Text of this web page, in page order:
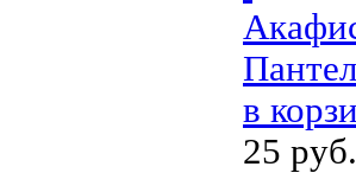
в
25 руб.